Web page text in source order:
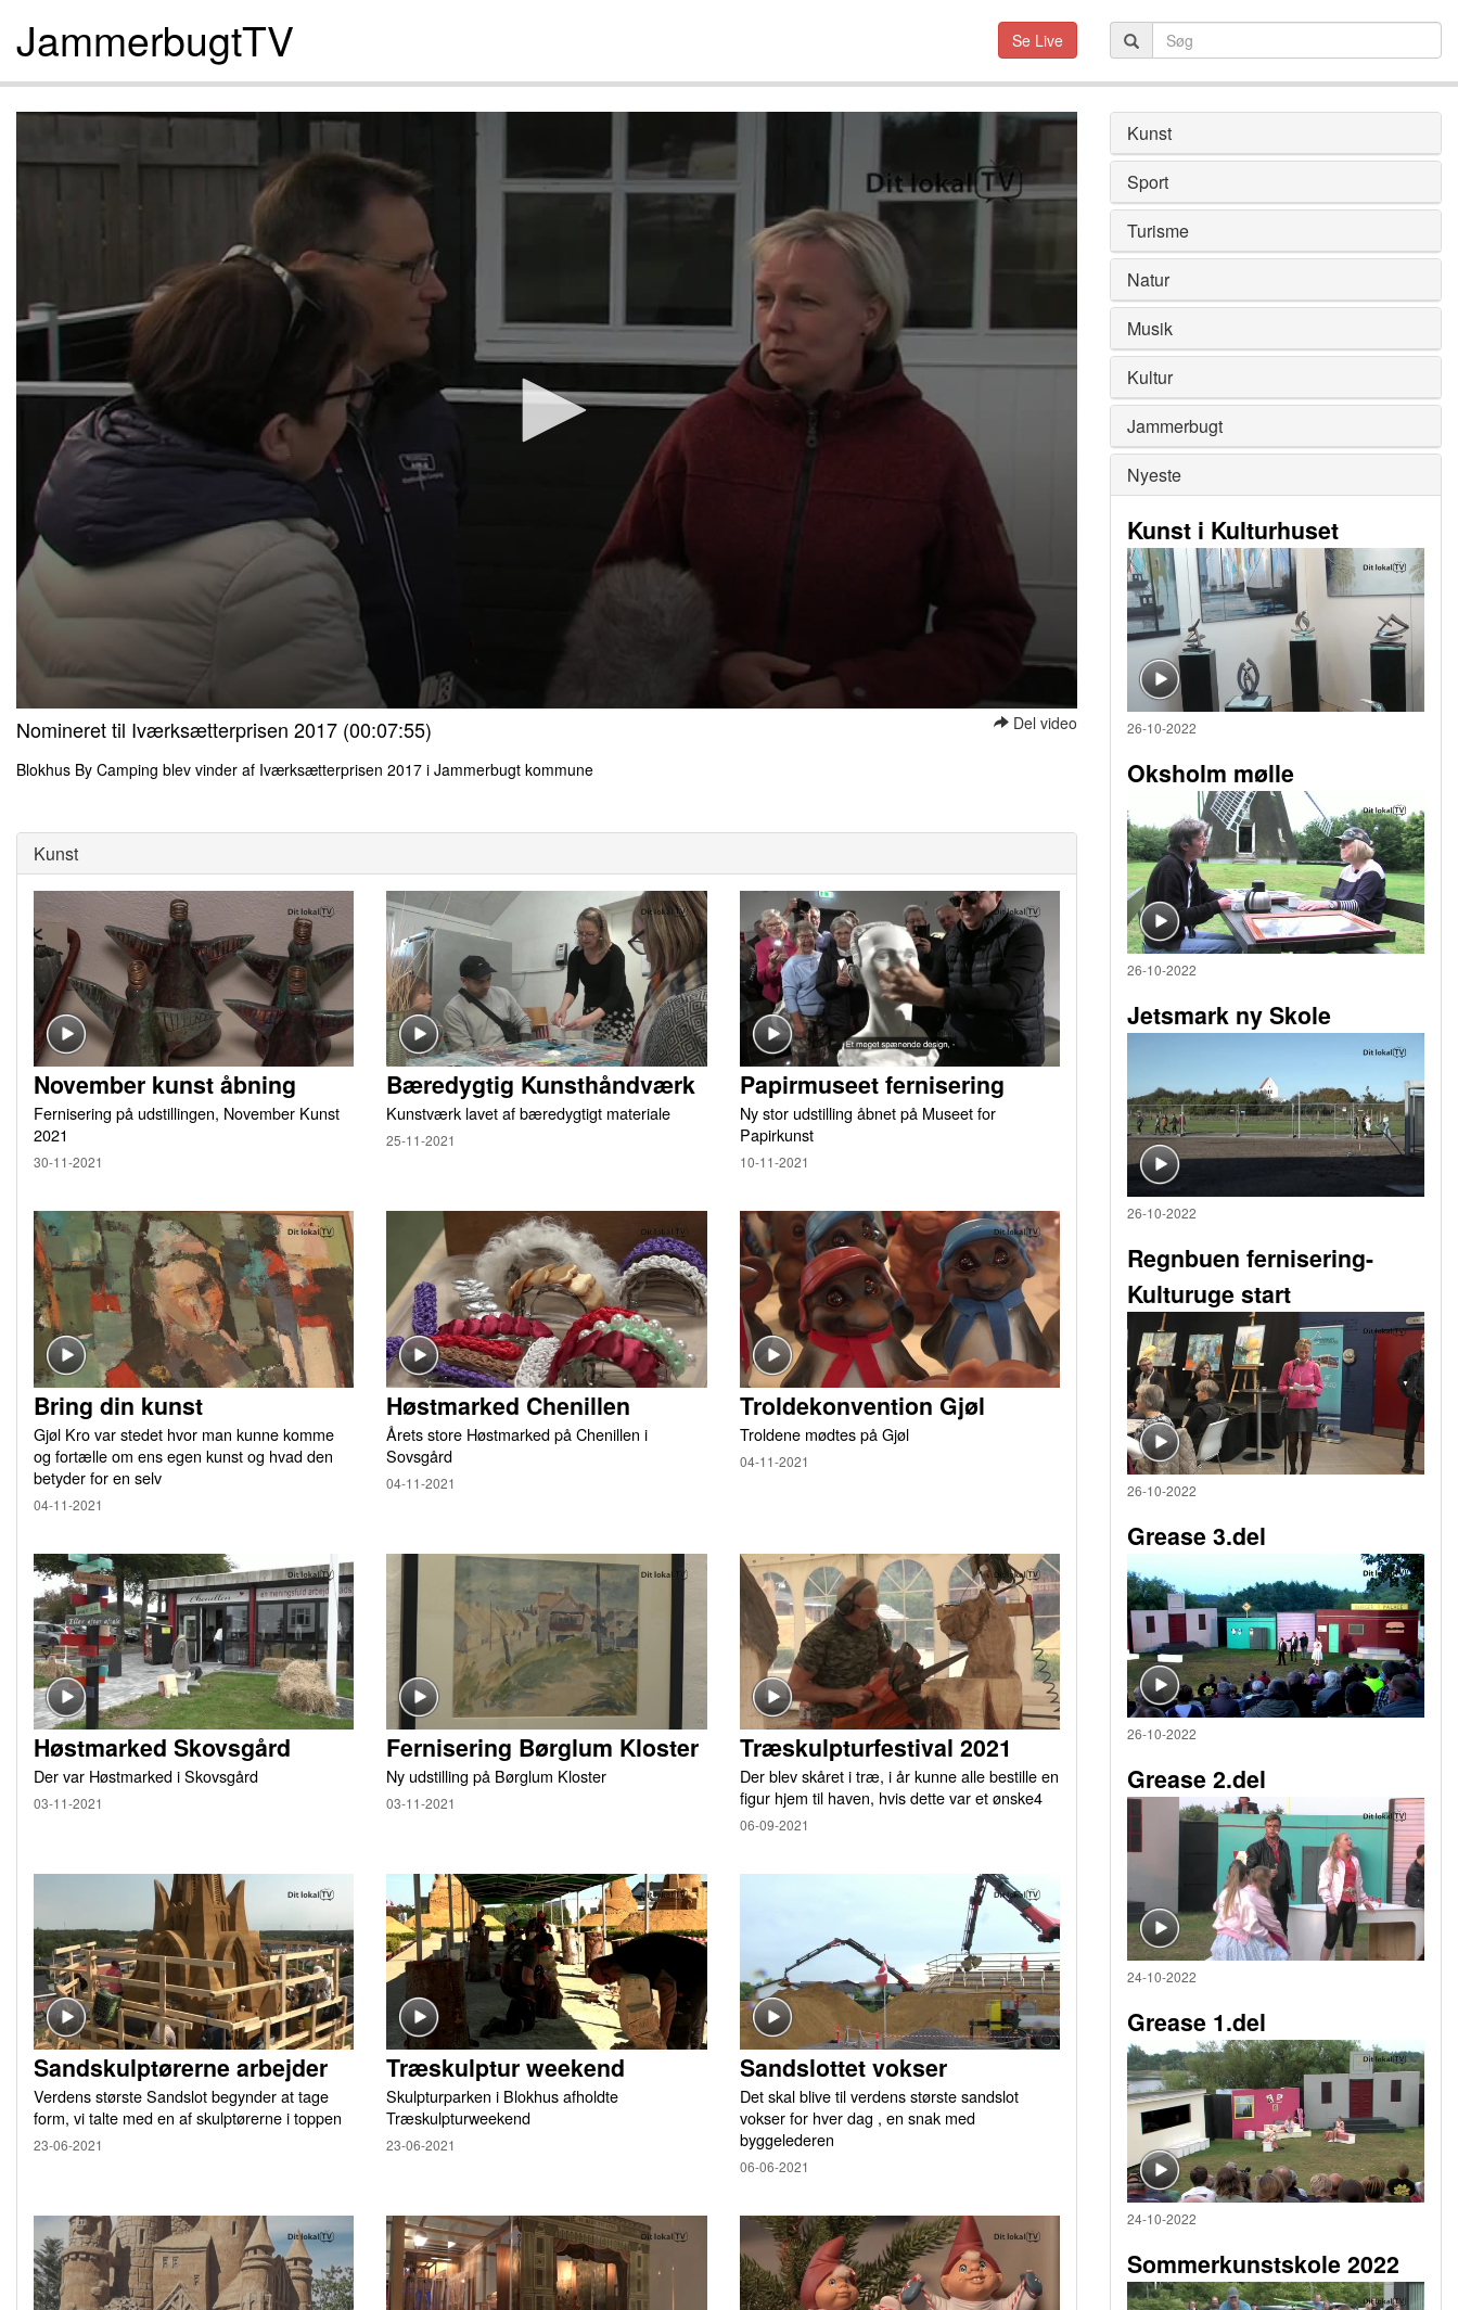
JammerbugtTV Se Live
seconds
0
Volume
Nomineret til Iværksætterprisen 2017 (00:07:55) Del video
Blokhus By Camping blev vinder af Iværksætterprisen 2017 i Jammerbugt kommune
of
seconds
Kunst
November kunst åbning
Fernisering på udstillingen, November Kunst
2021
30-11-2021
Bæredygtig Kunsthåndværk
Kunstværk lavet af bæredygtigt materiale
25-11-2021
Papirmuseet fernisering
Ny stor udstilling åbnet på Museet for
Papirkunst
10-11-2021
Bring din kunst
Gjøl Kro var stedet hvor man kunne komme
og fortælle om ens egen kunst og hvad den
betyder for en selv
04-11-2021
Høstmarked Chenillen
Årets store Høstmarked på Chenillen i
Sovsgård
04-11-2021
Troldekonvention Gjøl
Troldene mødtes på Gjøl
04-11-2021
Høstmarked Skovsgård
Der var Høstmarked i Skovsgård
03-11-2021
Fernisering Børglum Kloster
Ny udstilling på Børglum Kloster
03-11-2021
Træskulpturfestival 2021
Der blev skåret i træ, i år kunne alle bestille en
figur hjem til haven, hvis dette var et ønske4
06-09-2021
Sandskulptørerne arbejder
Verdens største Sandslot begynder at tage
form, vi talte med en af skulptørerne i toppen
23-06-2021
Træskulptur weekend
Skulpturparken i Blokhus afholdte
Træskulpturweekend
23-06-2021
Sandslottet vokser
Det skal blive til verdens største sandslot
vokser for hver dag , en snak med
byggelederen
06-06-2021
Kunst
Sport
Turisme
Natur
Musik
Kultur
Jammerbugt
Nyeste
Kunst i Kulturhuset
26-10-2022
Oksholm mølle
26-10-2022
Jetsmark ny Skole
26-10-2022
Regnbuen fernisering-
Kulturuge start
26-10-2022
Grease 3.del
26-10-2022
Grease 2.del
24-10-2022
Grease 1.del
24-10-2022
Sommerkunstskole 2022